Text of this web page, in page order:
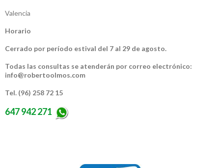
Valencia
Horario
Cerrado por período estival del 7 al 29 de agosto.
Todas las consultas se atenderán por correo electrónico:
info@robertoolmos.com
Tel. (96) 258 72 15
647 942 271